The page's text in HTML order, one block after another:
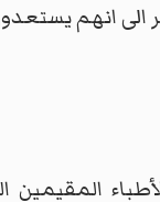
الى انهم